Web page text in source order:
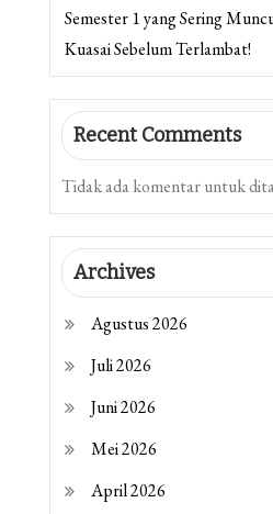
Semester 1 yang Sering
Kuasai Sebelum Terlambat!
Recent Comments
Tidak ada komentar untuk
Archives
Agustus 2026
Juli 2026
Juni 2026
Mei 2026
April 2026